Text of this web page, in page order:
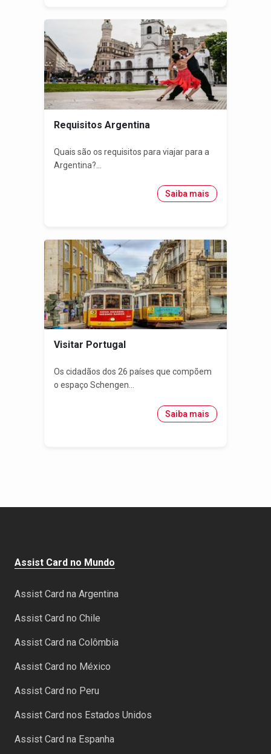
Requisitos Argentina
Quais são os requisitos para viajar para a
Argentina?...
Saiba mais
Visitar Portugal
Os cidadãos dos 26 países que compõem
o espaço Schengen...
Saiba mais
Assist Card no Mundo
Assist Card na Argentina
Assist Card no Chile
Assist Card na Colômbia
Assist Card no México
Assist Card no Peru
Assist Card nos Estados Unidos
Assist Card na Espanha